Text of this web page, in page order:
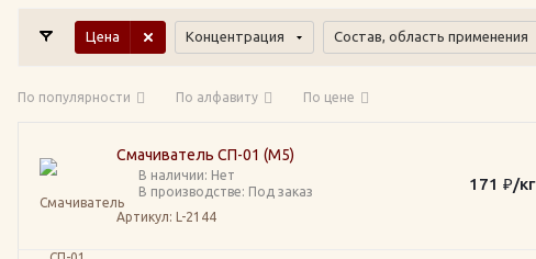
Цена Концентрация Состав, область применения
По популярности По алфавиту По цене
Смачиватель СП-01 (М5)
В наличии: Нет
В производстве: Под заказ
Артикул: L-2144
171 ₽/кг